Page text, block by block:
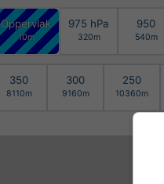
Oppervlak
10m
975 hPa
320m
950
540m
350
8110m
300
9160m
250
10360m